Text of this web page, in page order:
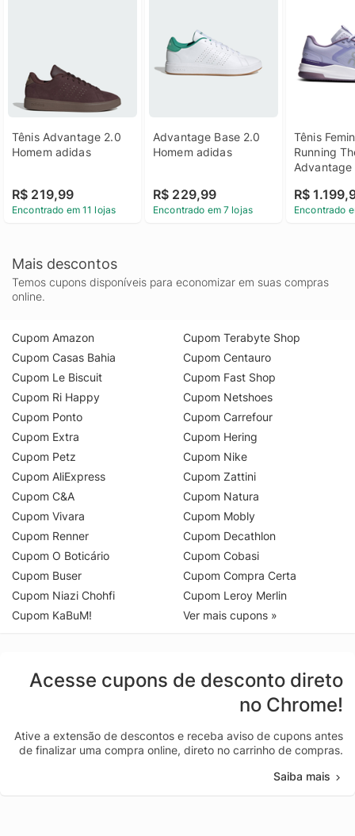
Tênis Advantage 2.0
Homem adidas
R$ 219,99
Encontrado em 11 lojas
Advantage Base 2.0
Homem adidas
R$ 229,99
Encontrado em 7 lojas
Tênis
Running
Advantage
R$
Encontrado
Mais descontos
Temos cupons disponíveis para economizar em suas compras
online.
Cupom Amazon
Cupom Casas Bahia
Cupom Le Biscuit
Cupom Ri Happy
Cupom Ponto
Cupom Extra
Cupom Petz
Cupom AliExpress
Cupom C&A
Cupom Vivara
Cupom Renner
Cupom O Boticário
Cupom Buser
Cupom Niazi Chohfi
Cupom KaBuM!
Cupom Terabyte Shop
Cupom Centauro
Cupom Fast Shop
Cupom Netshoes
Cupom Carrefour
Cupom Hering
Cupom Nike
Cupom Zattini
Cupom Natura
Cupom Mobly
Cupom Decathlon
Cupom Cobasi
Cupom Compra Certa
Cupom Leroy Merlin
Ver mais cupons »
Acesse cupons de desconto direto
no Chrome!
Ative a extensão de descontos e receba aviso de cupons antes
de finalizar uma compra online, direto no carrinho de compras.
Saiba mais